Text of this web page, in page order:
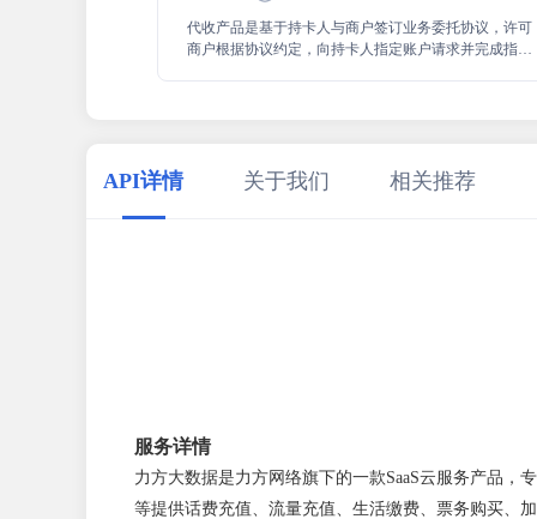
代收产品是基于持卡人与商户签订业务委托协议，许可
商户根据协议约定，向持卡人指定账户请求并完成指定
API详情 关于我们 相关推荐
服务详情
力方大数据是力方网络旗下的一款SaaS云服务产品
等提供话费充值、流量充值、生活缴费、票务购买、